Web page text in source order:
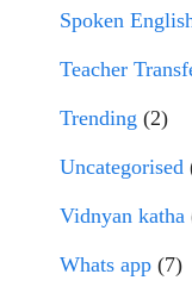
Spoken
Teacher
Trending (2)
Uncategorised
Vidnyan katha
Whats app (7)